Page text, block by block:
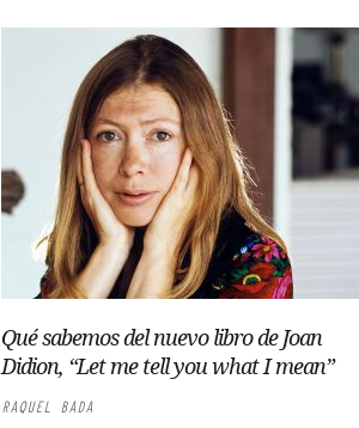
Qué sabemos del nuevo libro de Joan
Didion, “Let me tell you what I mean”
RAQUEL BADA